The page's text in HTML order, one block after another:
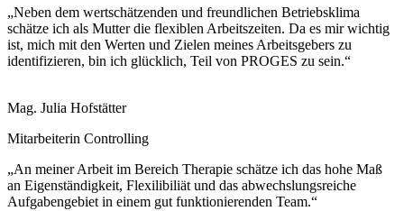
„Neben dem wertschätzenden und freundlichen Betriebsklima
schätze ich als Mutter die flexiblen Arbeitszeiten. Da es mir wichtig
ist, mich mit den Werten und Zielen meines Arbeitsgebers zu
identifizieren, bin ich glücklich, Teil von PROGES zu sein.“
Mag. Julia Hofstätter
Mitarbeiterin Controlling
„An meiner Arbeit im Bereich Therapie schätze ich das hohe Maß
an Eigenständigkeit, Flexilibiliät und das abwechslungsreiche
Aufgabengebiet in einem gut funktionierenden Team.“